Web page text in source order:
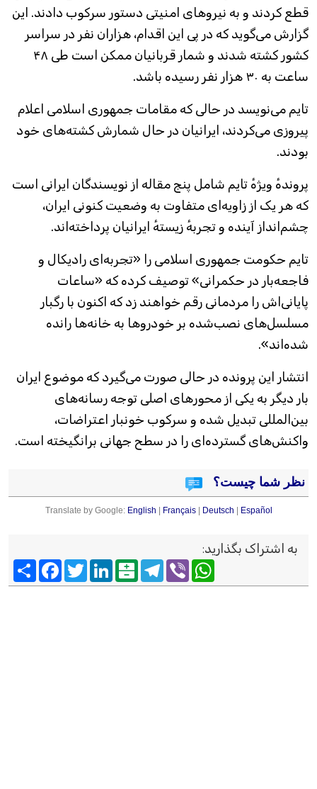
قطع کردند و به نیروهای امنیتی دستور سرکوب دادند. این
گزارش می‌گوید که در پی این اقدام، هزاران نفر در سراسر
کشور کشته شدند و شمار قربانیان ممکن است طی ۴۸
ساعت به ۳۰ هزار نفر رسیده باشد.
تایم می‌نویسد در حالی که مقامات جمهوری اسلامی اعلام
پیروزی می‌کردند، ایرانیان در حال شمارش کشته‌های خود
بودند.
پروندهٔ ویژهٔ تایم شامل پنج مقاله از نویسندگان ایرانی است
که هر یک از زاویه‌ای متفاوت به وضعیت کنونی ایران،
چشم‌انداز آینده و تجربهٔ زیستهٔ ایرانیان پرداخته‌اند.
تایم حکومت جمهوری اسلامی را «تجربه‌ای رادیکال و
فاجعه‌بار در حکمرانی» توصیف کرده که «ساعات
پایانی‌اش را مردمانی رقم خواهند زد که اکنون با رگبار
مسلسل‌های نصب‌شده بر خودروها به خانه‌ها رانده
شده‌اند».
انتشار این پرونده در حالی صورت می‌گیرد که موضوع ایران
بار دیگر به یکی از محورهای اصلی توجه رسانه‌های
بین‌المللی تبدیل شده و سرکوب خونبار اعتراضات،
واکنش‌های گسترده‌ای را در سطح جهانی برانگیخته است.
نظر شما چیست؟
Translate by Google: English | Français| Deutsch | Español
به اشتراک بگذارید:
FacebookTwitter
LinkedInBalatarin
TelegramViber
WhatsApp